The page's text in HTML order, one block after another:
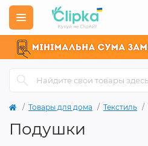
Товары для дома Текстиль
Подушки